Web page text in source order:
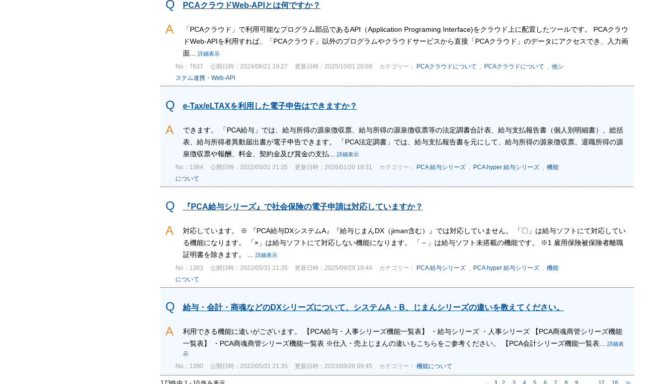
PCAクラウドWeb-APIとは何ですか？
「PCAクラウド」で利用可能なプログラム部品であるAPI（Application Programing Interface)をクラウド上に配置したツールです。 PCAクラウ
ドWeb-APIを利用すれば、「PCAクラウド」以外のプログラムやクラウドサービスから直接「PCAクラウド」のデータにアクセスでき、入力画
面...
詳細表示
No：7637 公開日時：2024/06/21 19:27 更新日時：2025/10/01 20:09 カテゴリー： PCAクラウドについて , PCAクラウドについて , 他シ
ステム連携・Web-API
e-Tax/eLTAXを利用した電子申告はできますか？
できます。 「PCA給与」では、給与所得の源泉徴収票、給与所得の源泉徴収票等の法定調書合計表、給与支払報告書（個人別明細書）、総括
表、給与所得者異動届出書が電子申告できます。 「PCA法定調書」では、給与支払報告書を元にして、給与所得の源泉徴収票、退職所得の源
泉徴収票や報酬、料金、契約金及び賞金の支払...
詳細表示
No：1384 公開日時：2022/05/31 21:35 更新日時：2026/01/20 18:31 カテゴリー： PCA 給与シリーズ, PCA hyper 給与シリーズ, 機能
について
『PCA給与シリーズ』で社会保険の電子申請は対応していますか？
対応しています。 ※ 『PCA給与DXシステムA』『給与じまんDX（jiman含む）』では対応していません。 「〇」は給与ソフトにて対応してい
る機能になります。 「×」は給与ソフトにて対応しない機能になります。 「－」は給与ソフト未搭載の機能です。 ※1 雇用保険被保険者離職
証明書を除きます。 ...
詳細表示
No：1383 公開日時：2022/05/31 21:35 更新日時：2025/09/29 19:44 カテゴリー： PCA 給与シリーズ, PCA hyper 給与シリーズ, 機能
について
給与・会計・商魂などのDXシリーズについて、システムA・B、じまんシリーズの違いを教えてください。
利用できる機能に違いがございます。 【PCA給与・人事シリーズ機能一覧表】 ・給与シリーズ ・人事シリーズ 【PCA商魂商管シリーズ機能
一覧表】 ・PCA商魂商管シリーズ機能一覧表 ※仕入・売上じまんの違いもこちらをご参考ください。 【PCA会計シリーズ機能一覧表...
詳細表
示
No：1390 公開日時：2022/05/31 21:35 更新日時：2023/09/26 09:45 カテゴリー： 機能について
1 2 3 4 5 6 7 8 9 17 18 ≫